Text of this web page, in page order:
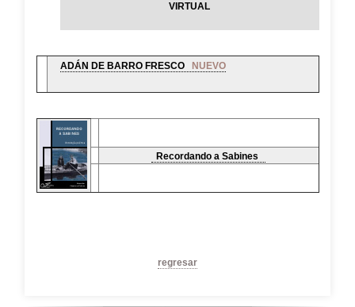
VIRTUAL
ADÁN DE BARRO FRESCO NUEVO
Recordando a Sabines
regresar